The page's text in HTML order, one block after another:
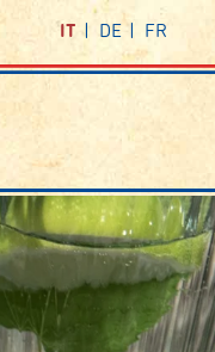
IT DE FR